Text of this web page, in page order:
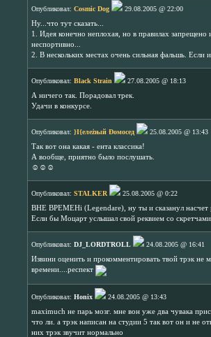
Опубликовал: Cosmic Dog
29.08.2005 @ 22:00
Ну...что тут сказать...
1. Идея конечно неплохая, но в правилах запрещено
неспортивно...
2. В нескольких местах очень сильная фальшь.
Опубликовал: Black Strain
27.08.2005 @ 18:13
А ничего так. Порадовал трек.
Удачи в конкурсе.
Опубликовал: }I{елеżњıй Đомосед
25.08.2005 @ 13:43
Так вот она какая - ента классика!
А вообще, приятно было послушать.
☺☺☺
Опубликовал: STALKER
25.08.2005 @ 0:22
BHE BPEMEHi (Legendare), ну ты и сказанул
Если бы Моцарт услышал свой реквием со
Опубликовал: DJ_LORDTROLL
24.08.2005 @ 16:41
Извини оценить и прокомментировать твой трэк
времени....респект
Опубликовал: Honix
24.08.2005 @ 13:43
maximuch не парь мозг. мне вон уже два чувака
что ли. а трэк написан на студии 5 так вот он и не
них трэк звучит нормально